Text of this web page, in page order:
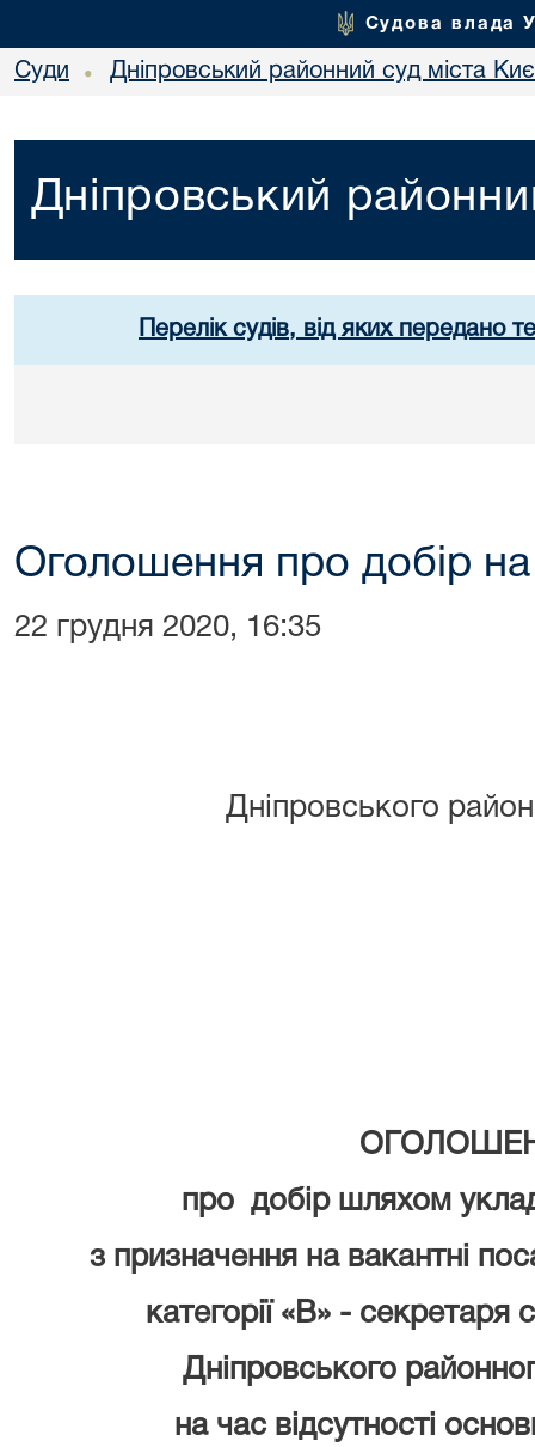
Судова влада
Суди • Дніпровський районний суд міста
Дніпровський
Перелік судів, від яких передано
Оголошення про добір на
22 грудня 2020, 16:35
Дніпровського
про добір шляхом
з призначення на вакантні
категорії «В» - секретаря
Дніпровського
на час відсутності